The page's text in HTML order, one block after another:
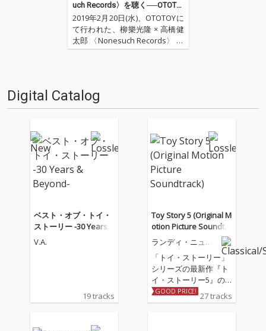
uch Records〉を聴く──OTOTO
Yハイレゾ試聴会Vol.2レポート
2019年2月20日(水)、OTOTOYに
て行われた、柳樂光隆 × 高橋健
太郎 〈Nonesuch Records〉 を
聴くOTOTOYハイレゾ試聴会Vo
h…
Digital Catalog
ベスト・オブ・トイ・
ストーリー -30 Years &
Beyond-
V.A.
19 tracks
Toy Story 5 (Original M
otion Picture Soundtra
ck)
ランディ・ニュー
「トイ・ストーリー」
シリーズの最新作『ト
イ・ストーリー5』の
オリジナル・サウンド
トラックがデジタル配
GOOD PRICE! 27 tracks